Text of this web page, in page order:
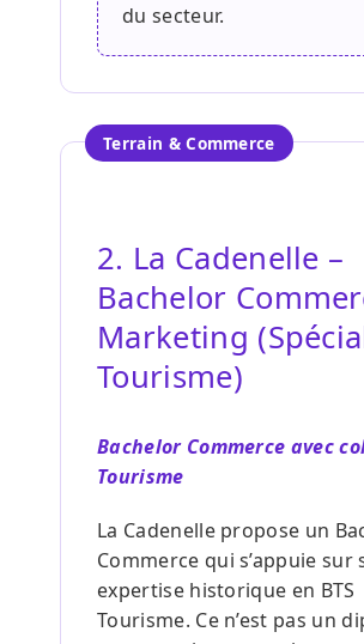
du secteur.
Terrain & Commerce
2. La Cadenelle –
Bachelor
Marketing
Tourisme)
Bachelor Commerce avec
Tourisme
La Cadenelle propose un
Commerce qui s’appuie sur
expertise historique en BTS
Tourisme. Ce n’est pas un